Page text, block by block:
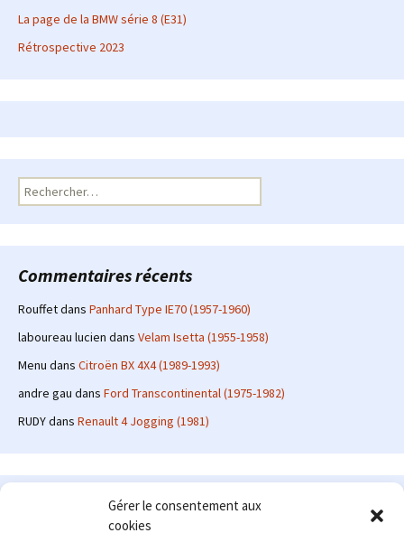
Gérer le consentement aux
cookies
La page de la BMW série 8 (E31)
Rétrospective 2023
Rechercher :
Commentaires récents
Rouffetdans Panhard Type IE70 (1957-1960)
laboureau lucien dans Velam Isetta (1955-1958)
Menu dans Citroën BX 4X4 (1989-1993)
andre gau dans Ford Transcontinental (1975-1982)
RUDYdans Renault 4 Jogging (1981)
Le site en quelques mots